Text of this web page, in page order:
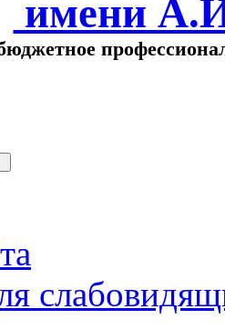
имени